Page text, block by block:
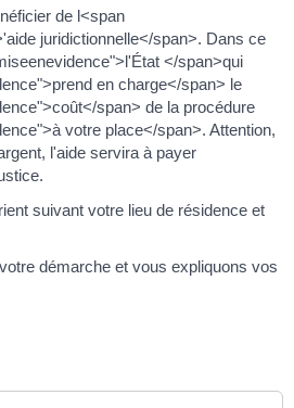
de l<span
juridictionnelle</span>. Dans ce
</span>qui
en charge</span> le
span> de la procédure
votre place</span>. Attention,
l'aide servira à payer
suivant votre lieu de résidence et
démarche et vous expliquons vos